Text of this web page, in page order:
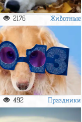
2176 Животные
492 Праздники